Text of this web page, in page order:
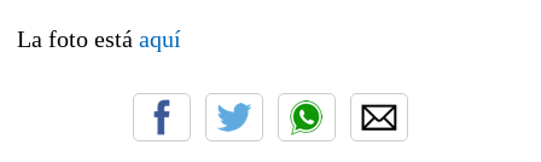
La foto está aquí